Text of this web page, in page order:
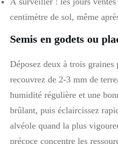
centimètre de sol, même
Semis en godets ou
Déposez deux à trois graines
recouvrez de 2-3 mm de
humidité régulière et une
brûlant, puis éclaircissez
alvéole quand la plus
précoce concentre les